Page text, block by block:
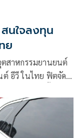
นใจลงทุน
ย
ตสาหกรรมยานยนต์